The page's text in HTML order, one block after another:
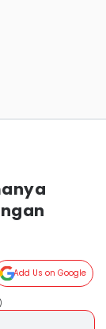
Add Us on Google